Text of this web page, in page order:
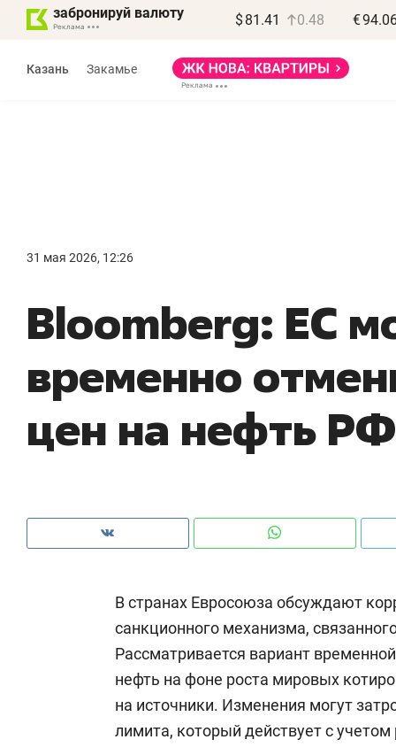
забронируй валюту $ 81.41 0.48 €
Казань Закамье
31 мая 2026, 12:26
Bloomberg: ЕС
временно
цен на нефть РФ
В странах Евросоюза обсуждают
санкционного механизма,
Рассматривается вариант
нефть на фоне роста мировых
на источники. Изменения могут
лимита, который действует с
правил, бизнес может
потерять минимум
Как бизнесу выйти на зарубежные
рынки, почему надо знать аксакалов и
чем интересен Оман?
Как ГК «МИР ГРУПП» и ВТБ
Рекомендуем
150